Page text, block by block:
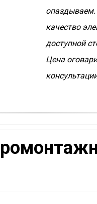
опаздываем.
качество
доступной
Цена